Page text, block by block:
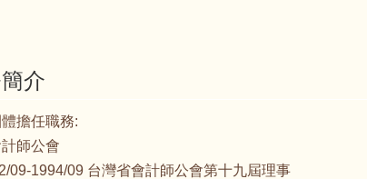
介
擔任職務:
師公會
09-1994/09 台灣省會計師公會第十九屆理事